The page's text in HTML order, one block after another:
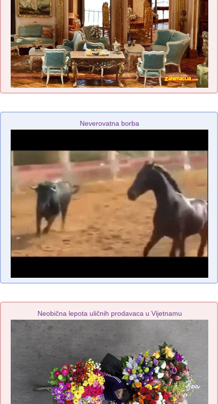
Neverovatna borba
Neobična lepota uličnih prodavaca u Vijetnamu